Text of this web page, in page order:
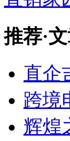
推荐·
直企
跨境
辉煌